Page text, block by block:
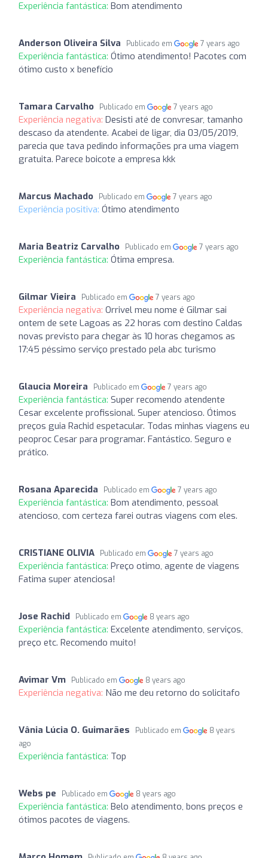
Experiência fantástica: Bom atendimento
Anderson Oliveira Silva Publicado em 7 years ago
Experiência fantástica: Ótimo atendimento! Pacotes com
ótimo custo x benefício
Tamara Carvalho Publicado em 7 years ago
Experiência negativa: Desisti até de convresar, tamanho
descaso da atendente. Acabei de ligar, dia 03/05/2019,
parecia que tava pedindo informações pra uma viagem
gratuita. Parece boicote a empresa kkk
Marcus Machado Publicado em 7 years ago
Experiência positiva: Ótimo atendimento
Maria Beatriz Carvalho Publicado em 7 years ago
Experiência fantástica: Ótima empresa.
Gilmar Vieira Publicado em 7 years ago
Experiência negativa: Orrivel meu nome é Gilmar sai
ontem de sete Lagoas as 22 horas com destino Caldas
novas previsto para chegar às 10 horas chegamos as
17:45 péssimo serviço prestado pela abc turismo
Glaucia Moreira Publicado em 7 years ago
Experiência fantástica: Super recomendo atendente
Cesar excelente profissional. Super atencioso. Ótimos
preços guia Rachid espetacular. Todas minhas viagens eu
peoproc Cesar para programar. Fantástico. Seguro e
prático.
Rosana Aparecida Publicado em 7 years ago
Experiência fantástica: Bom atendimento, pessoal
atencioso, com certeza farei outras viagens com eles.
CRISTIANE OLIVIA Publicado em 7 years ago
Experiência fantástica: Preço otimo, agente de viagens
Fatima super atenciosa!
Jose Rachid Publicado em 8 years ago
Experiência fantástica: Excelente atendimento, serviços,
preço etc. Recomendo muito!
Avimar Vm Publicado em 8 years ago
Experiência negativa: Não me deu retorno do solicitafo
Vânia Lúcia O. Guimarães Publicado em
8 years
ago
Experiência fantástica: Top
Webs pe Publicado em 8 years ago
Experiência fantástica: Belo atendimento, bons preços e
ótimos pacotes de viagens.